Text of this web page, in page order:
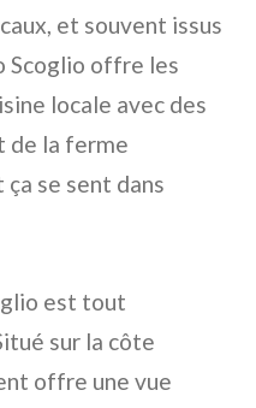
et souvent issus
Scoglio offre les
locale avec des
de la ferme
se sent dans
est tout
sur la côte
offre une vue